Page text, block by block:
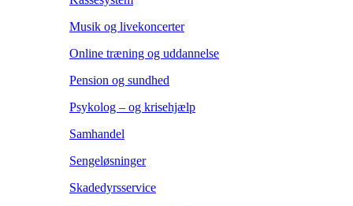
Musik og livekoncerter
Online træning og uddannelse
Pension og sundhed
Psykolog – og krisehjælp
Samhandel
Sengeløsninger
Skadedyrsservice